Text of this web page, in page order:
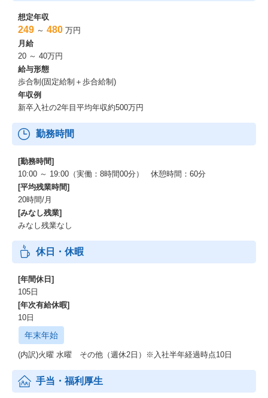
想定年収
249 ～ 480 万円
月給
20 ～ 40万円
給与形態
歩合制(固定給制＋歩合給制)
年収例
新卒入社の2年目平均年収約500万円
勤務時間
[勤務時間]
10:00 ～ 19:00（実働：8時間00分） 休憩時間：60分
[平均残業時間]
20時間/月
[みなし残業]
みなし残業なし
休日・休暇
[年間休日]
105日
[年次有給休暇]
10日
年末年始
(内訳)火曜 水曜 その他（週休2日）※入社半年経過時点10日
手当・福利厚生